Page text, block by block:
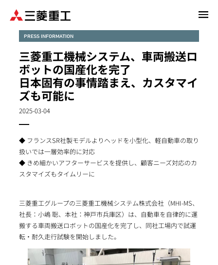
PRESS INFORMATION
三菱重工機械システム、車両搬送ロ
ボットの国産化を完了
日本固有の事情踏まえ、カスタマイ
ズも可能に
2025-03-04
◆ フランスSR社製モデルよりヘッドを小型化、軽自動車の取り
扱いでは一層効率的に対応
◆ きめ細かいアフターサービスを提供し、顧客ニーズ対応のカ
スタマイズもタイムリーに
三菱重工グループの三菱重工機械システム株式会社（MHI-MS、
社長：小嶋 聡、本社：神戸市兵庫区）は、自動車を自律的に運
搬する車両搬送ロボットの国産化を完了し、同社工場内で試運
転・耐久走行試験を開始しました。